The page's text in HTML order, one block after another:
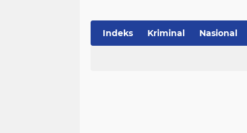
Indeks Kriminal Nasional